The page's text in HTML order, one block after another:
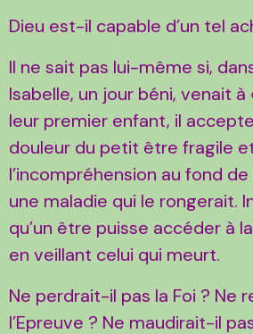
Dieu est-il capable d’un tel
Il ne sait pas lui-même si,
Isabelle, un jour béni, venait à
leur premier enfant, il
douleur du petit être fragile
l’incompréhension au fond
une maladie qui le rongerait.
qu’un être puisse accéder à
en veillant celui qui meurt.
Ne perdrait-il pas la Foi ? Ne
l’Epreuve ? Ne maudirait-il